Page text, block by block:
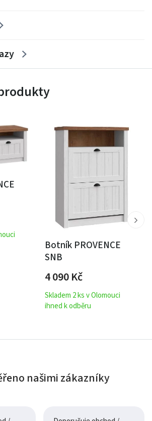
Botník PROVENCE
SNB
4 090Kč
Skladem 2 ks v Olomouci
ihned k odběru
našimi zákazníky